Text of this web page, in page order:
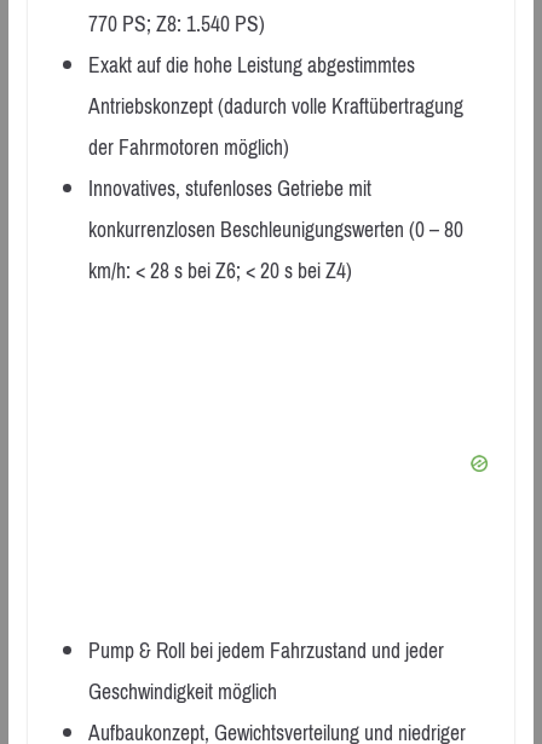
770 PS; Z8: 1.540 PS)
Exakt auf die hohe Leistung abgestimmtes
Antriebskonzept (dadurch volle Kraftübertragung
der Fahrmotoren möglich)
Innovatives, stufenloses Getriebe mit
konkurrenzlosen Beschleunigungswerten (0 – 80
km/h: < 28 s bei Z6; < 20 s bei Z4)
Pump & Roll bei jedem Fahrzustand und jeder
Geschwindigkeit möglich
Aufbaukonzept, Gewichtsverteilung und niedriger